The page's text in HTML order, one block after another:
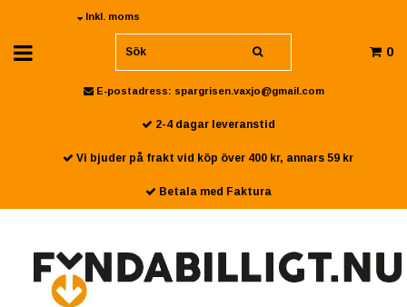
Inkl. moms
0
E-postadress: spargrisen.vaxjo@gmail.com
2-4 dagar leveranstid
Vi bjuder på frakt vid köp över 400 kr, annars 59 kr
Betala med Faktura